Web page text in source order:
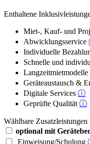
Enthaltene
Miet-, Kauf- und
Abwicklungsservice
Individuelle
Schnelle und
Langzeitmietmodelle
Geräteaustausch &
Digitale Services ⓘ
Geprüfte Qualität ⓘ
Wählbare Zusatzleistungen
optional mit
Einweisung/Schulung